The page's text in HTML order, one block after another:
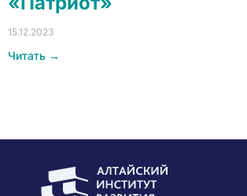
15.12.2023
Читать →